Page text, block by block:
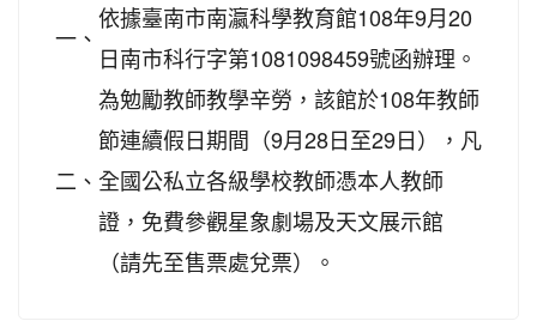
一、
依據臺南市南瀛科學教育館108年9月20
日南市科行字第1081098459號函辦理。
二、
為勉勵教師教學辛勞，該館於108年教師
節連續假日期間（9月28日至29日），凡
全國公私立各級學校教師憑本人教師
證，免費參觀星象劇場及天文展示館
（請先至售票處兌票）。